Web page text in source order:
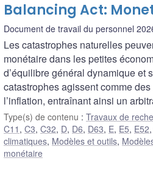
Balancing Act:
Document de travail du personnel
Les catastrophes naturelles
monétaire dans les petites
d’équilibre général dynamique et
catastrophes agissent comme
l’inflation, entraînant ainsi un
Type(s) de contenu : Travaux de
C11 , C3, C32, D, D6, D63, E, E5, E52,
climatiques, Modèles et outils,
monétaire